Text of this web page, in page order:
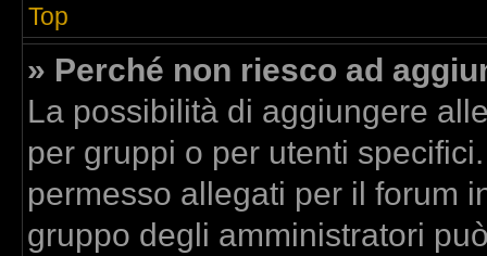
Top
» Perché non riesco ad
La possibilità di aggiungere
per gruppi o per utenti
permesso allegati per il forum
gruppo degli amministratori